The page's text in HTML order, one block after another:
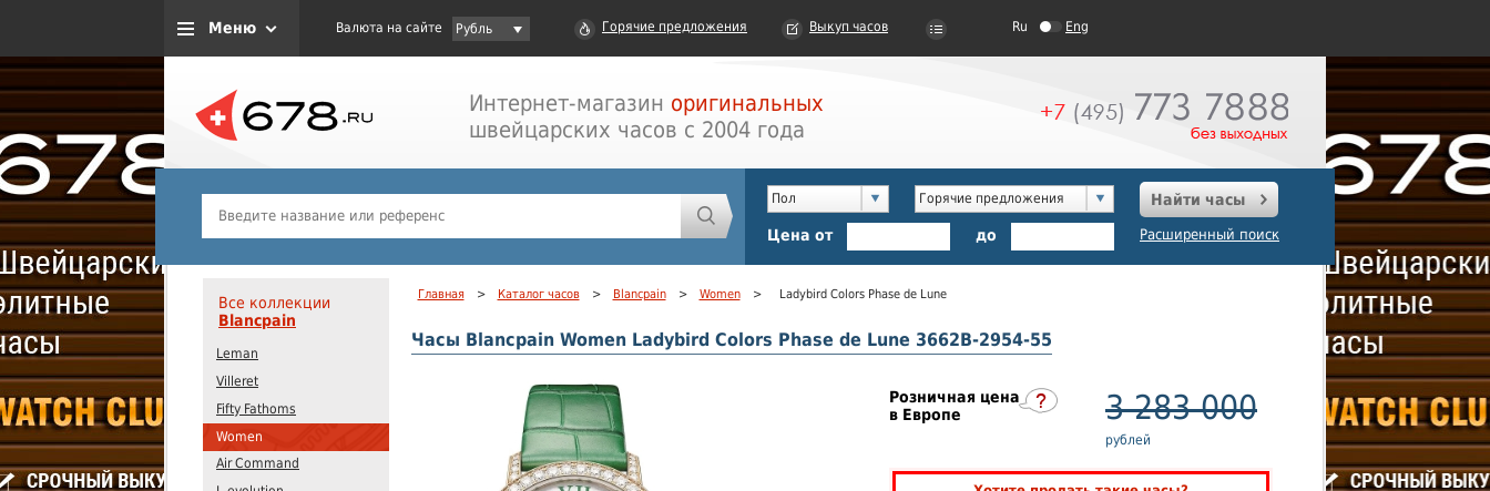
Меню Валюта на сайте Рубль Горячие предложения Выкуп часов Ru Eng
Интернет-магазин оригинальных
швейцарских часов с 2004 года
Пол Горячие предложения
Найти часы
Цена от
до Расширенный поиск
Все коллекции
Blancpain
Leman
Villeret
Fifty Fathoms
Women
Air Command
Главная > Каталог часов > Blancpain > Women > Ladybird Colors Phase de Lune
Часы Blancpain Women Ladybird Colors Phase de Lune 3662B-2954-55
Розничная цена
в Европе
3 283 000
рублей